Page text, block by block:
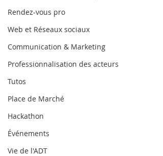
Rendez-vous pro
Web et Réseaux sociaux
Communication & Marketing
Professionnalisation des acteurs
Tutos
Place de Marché
Hackathon
Événements
Vie de l'ADT